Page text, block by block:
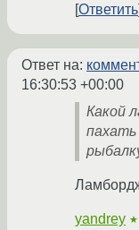
Ответить
Ответ на:
16:30:53 +00:00
Какой
пахать
yandrey